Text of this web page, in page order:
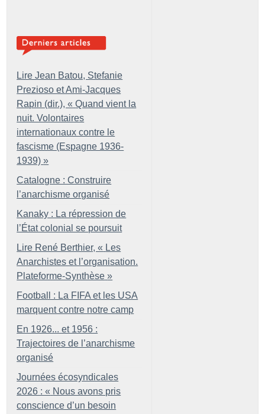
Lire Jean Batou, Stefanie
Prezioso et Ami-Jacques
Rapin (dir.), « Quand vient la
nuit. Volontaires
internationaux contre le
fascisme (Espagne 1936-
1939) »
Catalogne : Construire
l’anarchisme organisé
Kanaky : La répression de
l’État colonial se poursuit
Lire René Berthier, « Les
Anarchistes et l’organisation.
Plateforme-Synthèse »
Football : La FIFA et les USA
marquent contre notre camp
En 1926... et 1956 :
Trajectoires de l’anarchisme
organisé
Journées écosyndicales
2026 : « Nous avons pris
conscience d’un besoin